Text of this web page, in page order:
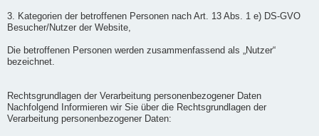
3. Kategorien der betroffenen Personen nach Art. 13 Abs. 1 e) DS-GVO
Besucher/Nutzer der Website,
Die betroffenen Personen werden zusammenfassend als „Nutzer“
bezeichnet.
Rechtsgrundlagen der Verarbeitung personenbezogener Daten
Nachfolgend Informieren wir Sie über die Rechtsgrundlagen der
Verarbeitung personenbezogener Daten: